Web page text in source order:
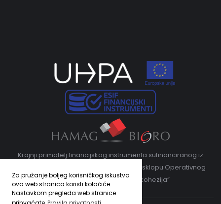
Za pružanje boljeg korisničkog iskustva
ova web stranica koristi kolačiće.
Nastavkom pregleda web stranice
Krajnji primatelj financijskog instrumenta sufinanciranog iz
Europskog fonda za regionalni razvoj u sklopu Operativnog
programa „Konkurentnost i kohezija”